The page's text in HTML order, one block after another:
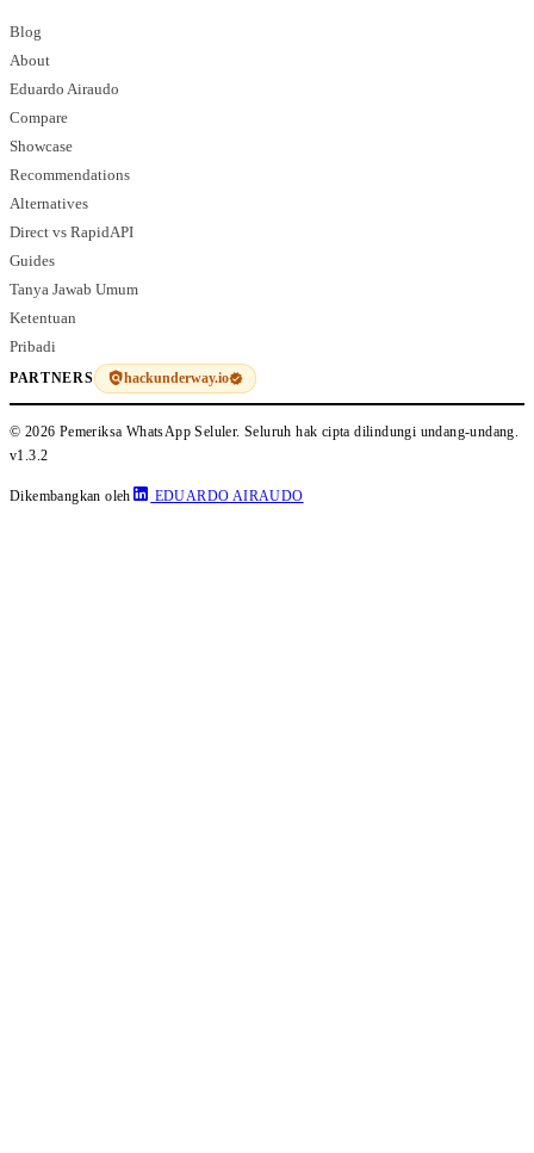
Blog
About
Eduardo Airaudo
Compare
Showcase
Recommendations
Alternatives
Direct vs RapidAPI
Guides
Tanya Jawab Umum
Ketentuan
Pribadi
PARTNERS hackunderway.io
© 2026 Pemeriksa WhatsApp Seluler. Seluruh hak cipta dilindungi undang-undang.
v1.3.2
Dikembangkan oleh EDUARDO AIRAUDO